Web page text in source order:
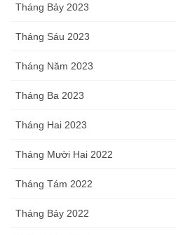
Tháng Bảy 2023
Tháng Sáu 2023
Tháng Năm 2023
Tháng Ba 2023
Tháng Hai 2023
Tháng Mười Hai 2022
Tháng Tám 2022
Tháng Bảy 2022